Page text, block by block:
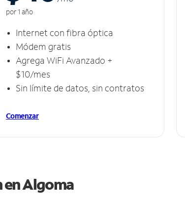
por 1 año
Internet con fibra óptica
Módem gratis
Agrega WiFi Avanzado +
$10/mes
Sin límite de datos, sin contratos
Comenzar
enAlgoma